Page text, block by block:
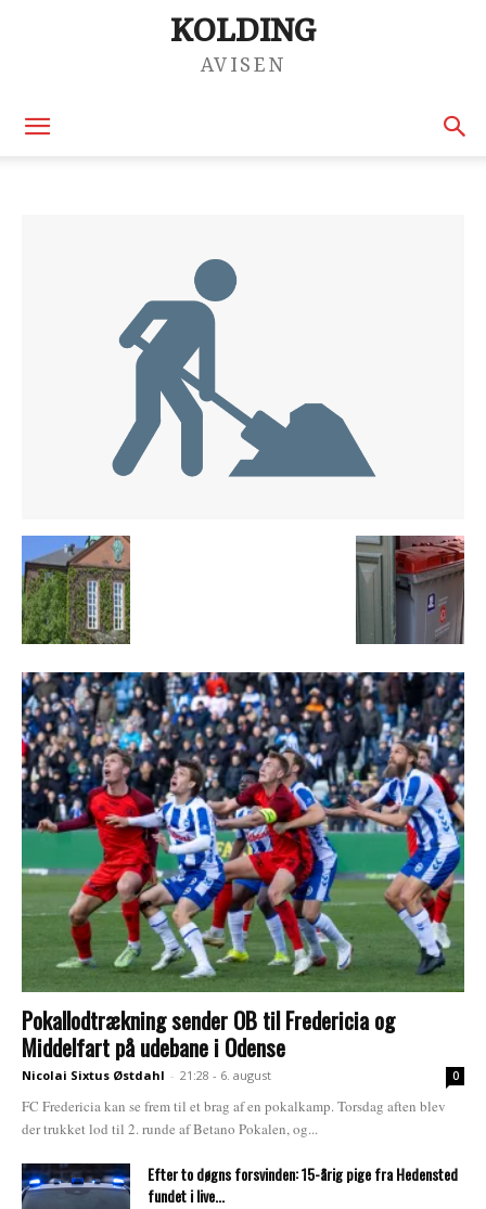
KOLDING
AVISEN
Pokallodtrækning sender OB til Fredericia og
Middelfart på udebane i Odense
Nicolai Sixtus Østdahl - 21:28 - 6. august 0
FC Fredericia kan se frem til et brag af en pokalkamp. Torsdag aften blev
der trukket lod til 2. runde af Betano Pokalen, og...
Efter to døgns forsvinden: 15-årig pige fra Hedensted
fundet i live...